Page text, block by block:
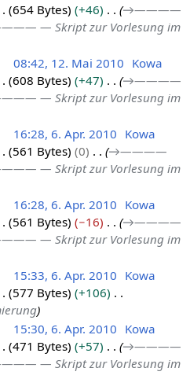
654 Bytes +46 →————
— Skript zur Vorlesung im
08:42, 12. Mai 2010 Kowa
608 Bytes +47 →————
— Skript zur Vorlesung im
16:28, 6. Apr. 2010 Kowa
561 Bytes 0 →————
— Skript zur Vorlesung im
16:28, 6. Apr. 2010 Kowa
561 Bytes −16 →————
— Skript zur Vorlesung im
15:33, 6. Apr. 2010 Kowa
577 Bytes
+106
15:30, 6. Apr. 2010 Kowa
471 Bytes +57 →————
— Skript zur Vorlesung im